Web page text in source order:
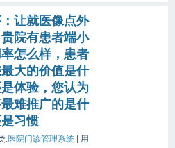
让就医像点外
院有患者端小
怎么样，患者
大的价值是什
体验，您认为
难推广的是什
习惯
:医院门诊管理系统
用